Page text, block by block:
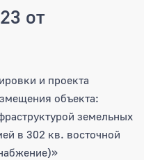
от
20.10.2020
и проекта
объекта:
земельных
в 302 кв. восточной